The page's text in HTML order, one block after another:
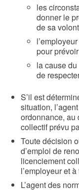
les
donner le
de sa
pour
la cause
de
S’il est
situation,
ordonnance, au
collectif prévu
Toute décision
d’emploi de
licenciement
l’employeur et
L’agent des